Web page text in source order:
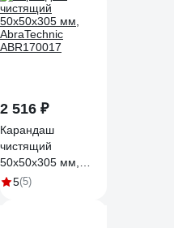
2 516 ₽
Карандаш
чистящий
50x50x305 мм,
AbraTechnic
5(5)